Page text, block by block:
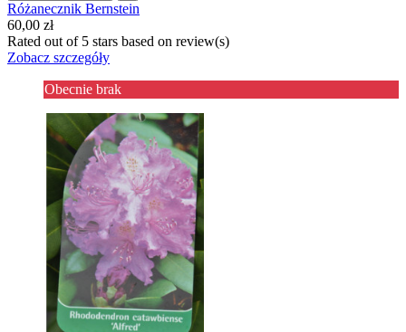
Różanecznik Bernstein
60,00 zł
Rated out of 5 stars based on review(s)
Zobacz szczegóły
Obecnie brak